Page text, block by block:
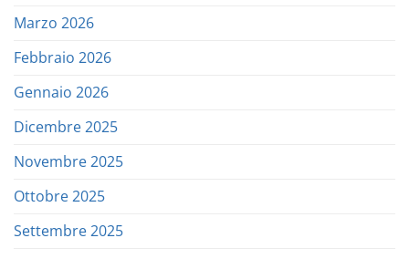
Marzo 2026
Febbraio 2026
Gennaio 2026
Dicembre 2025
Novembre 2025
Ottobre 2025
Settembre 2025